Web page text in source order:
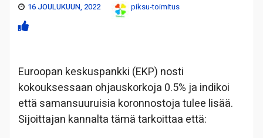
16 JOULUKUUN, 2022
piksu-toimitus
Euroopan keskuspankki (EKP) nosti
kokouksessaan ohjauskorkoja 0.5% ja indikoi
että samansuuruisia koronnostoja tulee lisää.
Sijoittajan kannalta tämä tarkoittaa että: